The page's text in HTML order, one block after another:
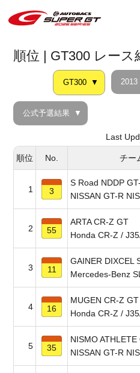
順位 | GT300 レース
GT300 2013
公式予選結果
Last
順位 No. チー
1 3
S Road NDDP
NISSAN GT-R
2 55
ARTA CR-Z GT
Honda CR-Z /
3 11
GAINER DIXCEL
Mercedes-Benz
4 16
MUGEN CR-Z GT
Honda CR-Z /
5 35
NISMO ATHLETE
NISSAN GT-R